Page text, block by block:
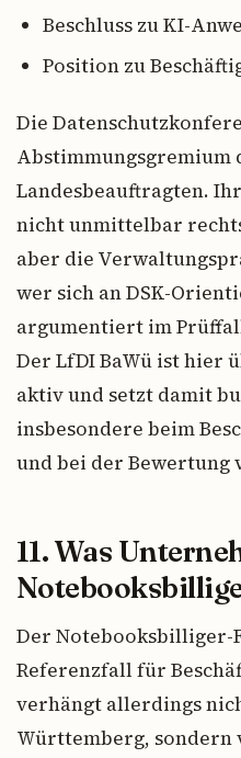
Beschluss zu KI-
Position zu
Die
Abstimmungsgremium
Landesbeauftragten.
nicht unmittelbar
aber die
wer sich an DSK-
argumentiert im
Der LfDI BaWü ist hier
aktiv und setzt damit
insbesondere beim
und bei der Bewertung
11. Was
Der Notebooksbilliger-
Referenzfall für
verhängt allerdings
Württemberg, sondern